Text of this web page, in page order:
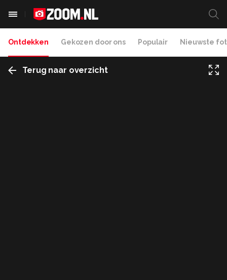
Ontdekken Gekozen door ons Populair Nieuwste
Terug naar overzicht